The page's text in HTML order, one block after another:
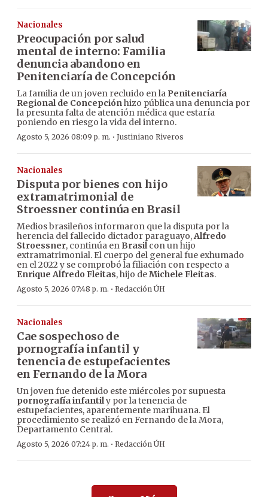
Nacionales
Preocupación por salud
mental de interno: Familia
denuncia abandono en
Penitenciaría de Concepción
La familia de un joven recluido en la Penitenciaría
Regional de Concepciónhizo pública una denuncia por
la presunta falta de atención médica que estaría
poniendo en riesgo la vida del interno.
Agosto 5, 2026 08:09 p. m. · Justiniano Riveros
Nacionales
Disputa por bienes con hijo
extramatrimonial de
Stroessner continúa en Brasil
Medios brasileños informaron que la disputa por la
herencia del fallecido dictador paraguayo,Alfredo
Stroessner, continúa en Brasilcon un hijo
extramatrimonial. El cuerpo del general fue exhumado
en el 2022 y se comprobó la filiación con respecto a
Enrique Alfredo Fleitas, hijo deMichele Fleitas.
Agosto 5, 2026 07:48 p. m. · Redacción ÚH
Nacionales
Cae sospechoso de
pornografía infantil y
tenencia de estupefacientes
en Fernando de la Mora
Un joven fue detenido este miércoles por supuesta
pornografía infantily por la tenencia de
estupefacientes, aparentemente marihuana. El
procedimiento se realizó en Fernando de la Mora,
Departamento Central.
Agosto 5, 2026 07:24 p. m. · Redacción ÚH